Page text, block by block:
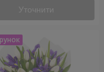
Уточнити